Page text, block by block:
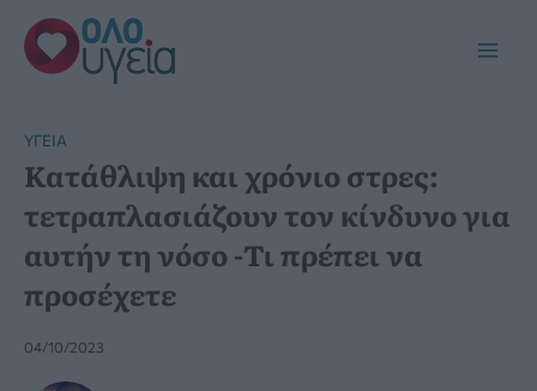
Μετάβαση
στο
περιεχόμενο
YΓΕΊΑ
Κατάθλιψη και χρόνιο στρες:
τετραπλασιάζουν τον κίνδυνο για
αυτήν τη νόσο -Τι πρέπει να
προσέχετε
04/10/2023